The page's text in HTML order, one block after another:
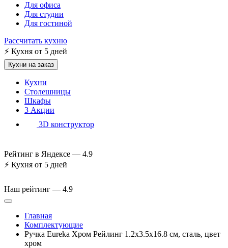
Для офиса
Для студии
Для гостиной
Рассчитать кухню
⚡ Кухня от 5 дней
Кухни на заказ
Кухни
Столешницы
Шкафы
3 Акции
3D конструктор
Рейтинг в Яндексе — 4.9
⚡ Кухня от 5 дней
Наш рейтинг — 4.9
Главная
Комплектующие
Ручка Eureka Хром Рейлинг 1.2х3.5х16.8 см, сталь, цвет
хром